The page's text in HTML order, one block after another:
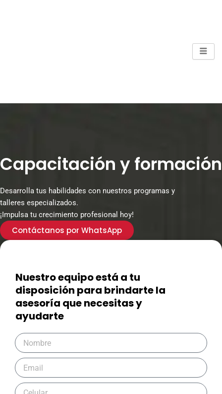
Capacitación y formación
Desarrolla tus habilidades con nuestros programas y
talleres especializados.
¡Impulsa tu crecimiento profesional hoy!
Contáctanos por WhatsApp
Nuestro equipo está a tu
disposición para brindarte la
asesoría que necesitas y
ayudarte